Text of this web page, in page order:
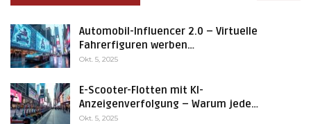
Automobil-Influencer 2.0 – Virtuelle
Fahrerfiguren werben…
Okt. 5, 2025
E-Scooter-Flotten mit KI-
Anzeigenverfolgung – Warum jede…
Okt. 5, 2025